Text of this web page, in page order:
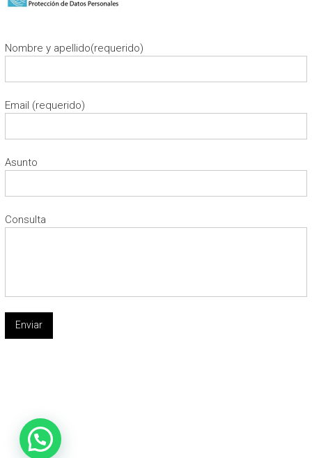
Nombre y apellido(requerido)
Email (requerido)
Asunto
Consulta